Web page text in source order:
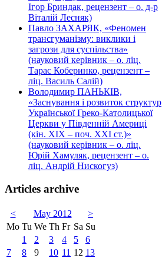
Ігор Бриндак, рецензент – о. д-р
Віталій Лесняк)
Павло ЗАХАРЯК, «Феномен
трансгуманізму: виклики і
загрози для суспільства»
(науковий керівник – о. ліц.
Тарас Коберинко, рецензент –
ліц. Василь Салій)
Володимир ПАНЬКІВ,
«Заснування і розвиток структур
Української Греко-Католицької
Церкви у Південній Америці
(кін. ХІХ – поч. ХХІ ст.)»
(науковий керівник – о. ліц.
Юрій Хамуляк, рецензент – о.
ліц. Андрій Нискогуз)
Articles archive
< May 2012
>
Mo Tu We Th Fr Sa Su
1
2 3 4 5
6
7
8 9 10 11 12 13